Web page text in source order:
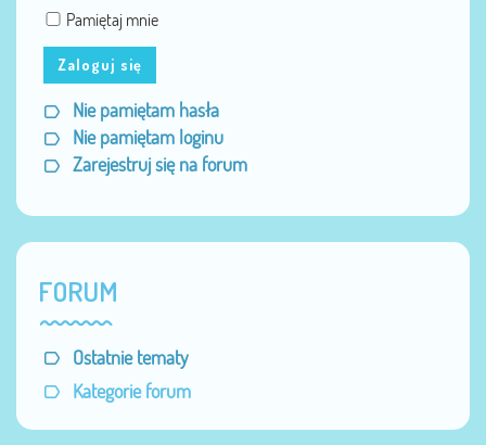
Pamiętaj mnie
Zaloguj się
Nie pamiętam hasła
Nie pamiętam loginu
Zarejestruj się na forum
FORUM
Ostatnie tematy
Kategorie forum